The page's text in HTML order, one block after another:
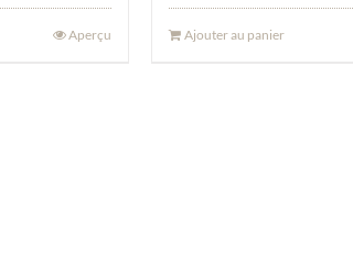
Aperçu Ajouter au panier